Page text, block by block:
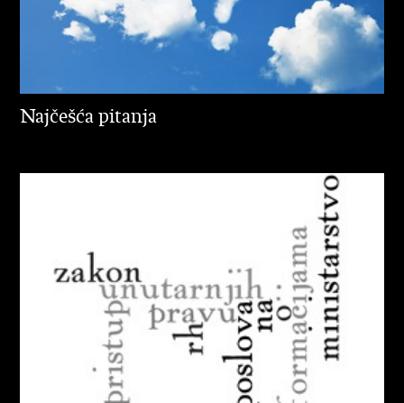
Najčešća pitanja